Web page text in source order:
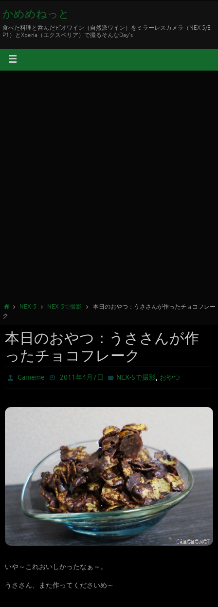
かめめねっと
食べた料理と呑んだビオワイン（自然派ワイン）をミラーレスカメラ（NEX-5/E-
P1）とXperia（エクスペリア）で撮るそんなDay's
NEX-5 NEX-5で撮影
本日のおやつ：うささんが作ったチョコフレー
ク
本日のおやつ：うささんが作
ったチョコフレーク
Cameme 2011年4月7日 NEX-5で撮影, おやつ
いや～これおいしかったなぁ～。
うささん、また作ってくださいめ～